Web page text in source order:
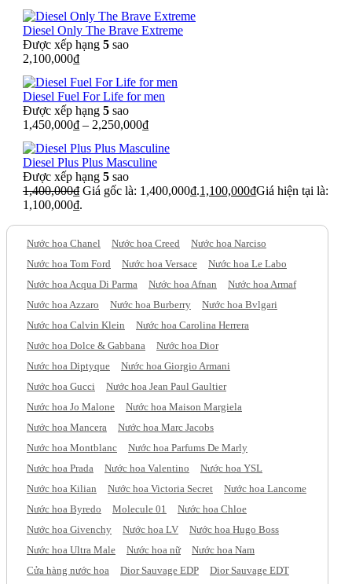
Diesel Only The Brave Extreme
Được xếp hạng 5 sao
2,100,000₫
Diesel Fuel For Life for men
Được xếp hạng 5 sao
1,450,000₫ – 2,250,000₫
Diesel Plus Plus Masculine
Được xếp hạng 5 sao
1,400,000₫ Giá gốc là: 1,400,000₫.1,100,000₫Giá hiện tại là:
1,100,000₫.
Nước hoa Chanel Nước hoa Creed
Nước hoa Narciso
Nước hoa Tom Ford
Nước hoa Versace
Nước hoa Le Labo
Nước hoa Acqua Di Parma
Nước hoa Afnan
Nước hoa Armaf
Nước hoa Azzaro
Nước hoa Burberry
Nước hoa Bvlgari
Nước hoa Calvin Klein
Nước hoa Carolina Herrera
Nước hoa Dolce & Gabbana
Nước hoa Dior
Nước hoa Diptyque
Nước hoa Giorgio Armani
Nước hoa Gucci
Nước hoa Jean Paul Gaultier
Nước hoa Jo Malone
Nước hoa Maison Margiela
Nước hoa Mancera
Nước hoa Marc Jacobs
Nước hoa Montblanc
Nước hoa Parfums De Marly
Nước hoa Prada
Nước hoa Valentino
Nước hoa YSL
Nước hoa Kilian
Nước hoa Victoria Secret
Nước hoa Lancome
Nước hoa Byredo
Molecule 01
Nước hoa Chloe
Nước hoa Givenchy
Nước hoa LV
Nước hoa Hugo Boss
Nước hoa Ultra Male
Nước hoa nữ
Nước hoa Nam
Cửa hàng nước hoa
Dior Sauvage EDP
Dior Sauvage EDT